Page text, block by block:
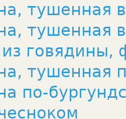
тушенная
тушенная
тушенная
по-